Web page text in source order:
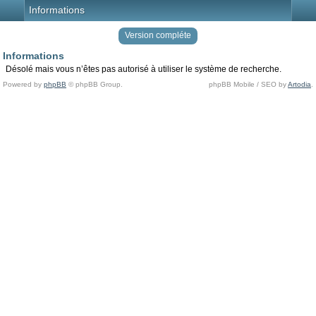
Informations
Version compléte
Informations
Désolé mais vous n’êtes pas autorisé à utiliser le système de recherche.
Powered by phpBB © phpBB Group. phpBB Mobile / SEO byArtodia